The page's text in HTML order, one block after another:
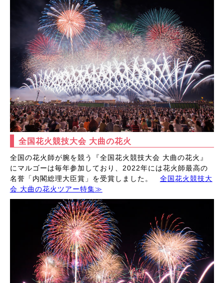
全国花火競技大会 大曲の花火
全国の花火師が腕を競う『全国花火競技大会 大曲の花火』
にマルゴーは毎年参加しており、2022年には花火師最高の
名誉「内閣総理大臣賞」を受賞しました。 全国花火競技大
会 大曲の花火ツアー特集≫